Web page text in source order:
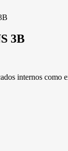
3B
internos como